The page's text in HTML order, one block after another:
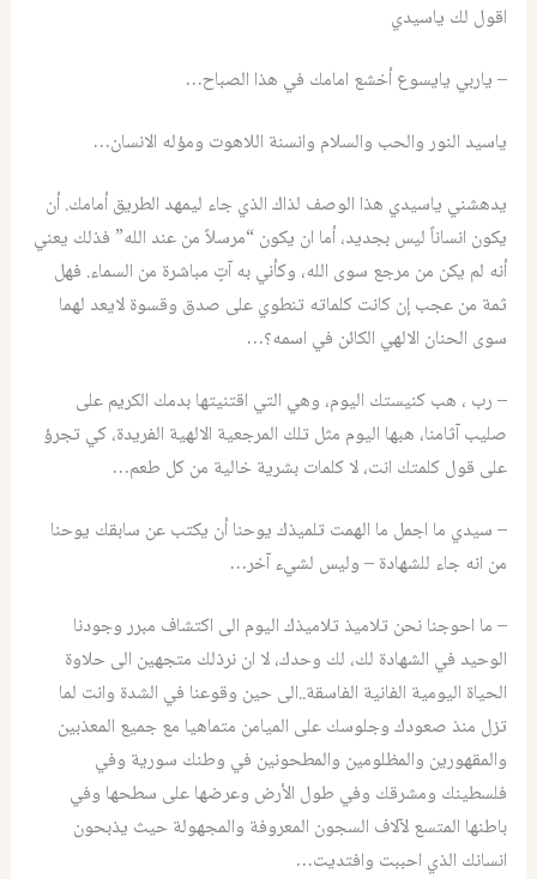
اقول لك ياسيدي
– ياربي يايسوع أخشع امامك في هذا الصباح…
ياسيد النور والحب والسلام وانسنة اللاهوت ومؤله الانسان…
يدهشني ياسيدي هذا الوصف لذاك الذي جاء ليمهد الطريق أمامك. أن
يكون انساناً ليس بجديد، أما ان يكون “مرسلاً من عند الله” فذلك يعني
أنه لم يكن من مرجع سوى الله، وكأني به آتٍ مباشرة من السماء. فهل
ثمة من عجب إن كانت كلماته تنطوي على صدق وقسوة لايعد لهما
سوى الحنان الالهي الكائن في اسمه؟…
– رب ، هب كنيستك اليوم، وهي التي اقتنيتها بدمك الكريم على
صليب آثامنا، هبها اليوم مثل تلك المرجعية الالهية الفريدة، كي تجرؤ
على قول كلمتك انت، لا كلمات بشرية خالية من كل طعم…
– سيدي ما اجمل ما الهمت تلميذك يوحنا أن يكتب عن سابقك يوحنا
من انه جاء للشهادة – وليس لشيء آخر…
– ما احوجنا نحن تلاميذ تلاميذك اليوم الى اكتشاف مبرر وجودنا
الوحيد في الشهادة لك، لك وحدك، لا ان نرذلك متجهين الى حلاوة
الحياة اليومية الفانية الفاسقة..الى حين وقوعنا في الشدة وانت لما
تزل منذ صعودك وجلوسك على الميامن متماهيا مع جميع المعذبين
والمقهورين والمظلومين والمطحونين في وطنك سورية وفي
فلسطينك ومشرقك وفي طول الأرض وعرضها على سطحها وفي
باطنها المتسع لآلاف السجون المعروفة والمجهولة حيث يذبحون
انسانك الذي احببت وافتديت…